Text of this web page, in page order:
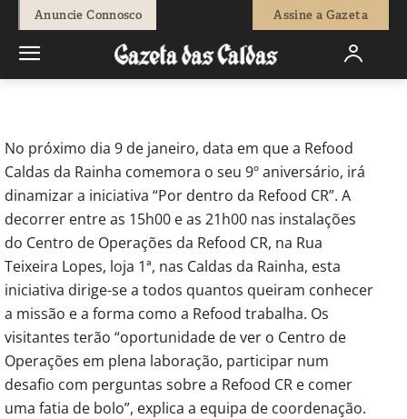
Anuncie Connosco Assine a Gazeta
Fátima Ferreira - 918 0
No próximo dia 9 de janeiro, data em que a Refood
Caldas da Rainha comemora o seu 9º aniversário, irá
dinamizar a iniciativa “Por dentro da Refood CR”. A
decorrer entre as 15h00 e as 21h00 nas instalações
do Centro de Operações da Refood CR, na Rua
Teixeira Lopes, loja 1ª, nas Caldas da Rainha, esta
iniciativa dirige-se a todos quantos queiram conhecer
a missão e a forma como a Refood trabalha. Os
visitantes terão “oportunidade de ver o Centro de
Operações em plena laboração, participar num
desafio com perguntas sobre a Refood CR e comer
uma fatia de bolo”, explica a equipa de coordenação.